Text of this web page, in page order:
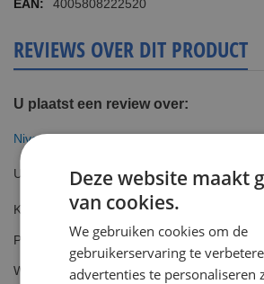
4005808222520
REVIEWS OVER DIT PRODUCT
U plaatst een review over:
Nivea For Men Hydraterende
Uw waardering
Kwaliteit
1
star
2
stars
3
stars
4
stars
5
stars
Prijs
1
star
2
stars
3
stars
4
stars
5
stars
Waarde
Deze website maakt
van cookies.
We gebruiken cookies om de
gebruikerservaring te
advertenties te personaliseren